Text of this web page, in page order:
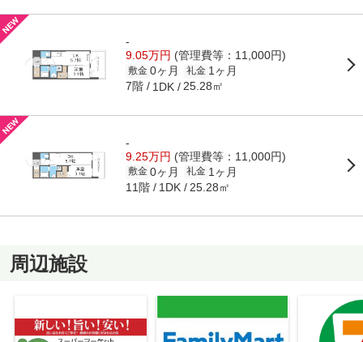
-
9.05万円 (管理費等：11,000円)
敷金 0ヶ月 礼金 1ヶ月
7階 1DK 25.28㎡
-
9.25万円 (管理費等：11,000円)
敷金 0ヶ月 礼金 1ヶ月
11階 1DK 25.28㎡
周辺施設